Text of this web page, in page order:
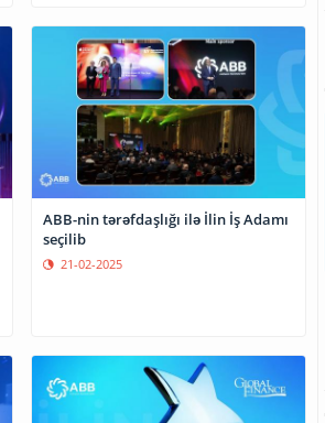
ABB-nin tərəfdaşlığı ilə İlin İş Adamı
seçilib
21-02-2025